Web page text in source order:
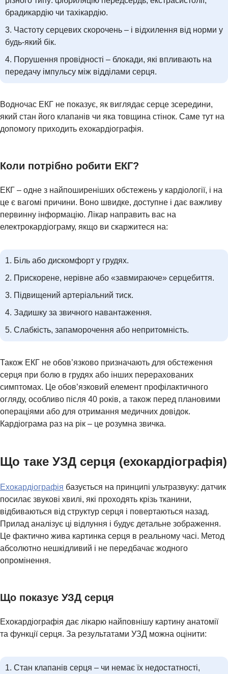
АНАЛІЗИ
ЛІКАРІ МЕДИЧНОГО ЦЕНТРУ
брадикардію чи тахікардію.
Частоту серцевих скорочень – і відхилення від норми у
будь-який бік.
Порушення провідності – блокади, які впливають на
передачу імпульсу між відділами серця.
Водночас ЕКГ не показує, як виглядає серце зсередини,
який стан його клапанів чи яка товщина стінок. Саме тут на
допомогу приходить ехокардіографія.
Коли потрібно робити ЕКГ?
ЕКГ – одне з найпоширеніших обстежень у кардіології, і на
це є вагомі причини. Воно швидке, доступне і дає важливу
первинну інформацію. Лікар направить вас на
електрокардіограму, якщо ви скаржитеся на:
Біль або дискомфорт у грудях.
Прискорене, нерівне або «завмираюче» серцебиття.
Підвищений артеріальний тиск.
Задишку за звичного навантаження.
Слабкість, запаморочення або непритомність.
Також ЕКГ не обов’язково призначають для обстеження
серця при болю в грудях або інших перерахованих
симптомах. Це обов’язковий елемент профілактичного
огляду, особливо після 40 років, а також перед плановими
операціями або для отримання медичних довідок.
Кардіограма раз на рік – це розумна звичка.
Що таке УЗД серця (ехокардіографія)
Ехокардіографія базується на принципі ультразвуку: датчик
посилає звукові хвилі, які проходять крізь тканини,
відбиваються від структур серця і повертаються назад.
Прилад аналізує ці відлуння і будує детальне зображення.
Це фактично жива картинка серця в реальному часі. Метод
абсолютно нешкідливий і не передбачає жодного
опромінення.
Що показує УЗД серця
Ехокардіографія дає лікарю найповнішу картину анатомії
та функції серця. За результатами УЗД можна оцінити:
Стан клапанів серця – чи немає їх недостатності,